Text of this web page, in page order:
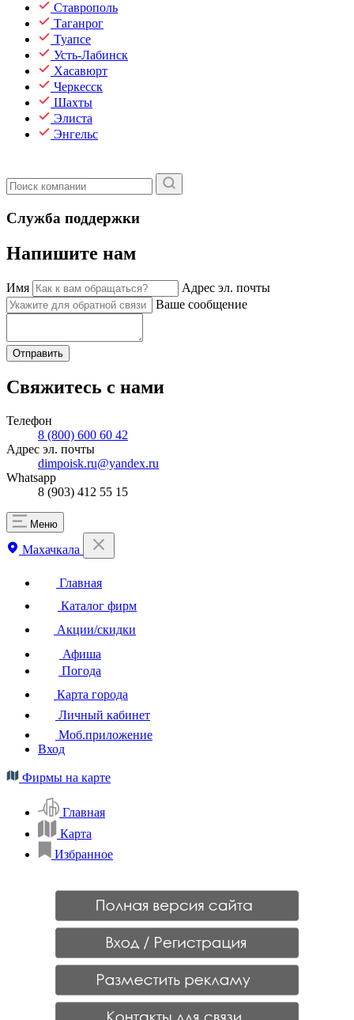
Ставрополь
Таганрог
Туапсе
Усть-Лабинск
Хасавюрт
Черкесск
Шахты
Элиста
Энгельс
Служба поддержки
Напишите нам
Имя
Адрес эл. почты
Ваше сообщение
Отправить
Свяжитесь с нами
Телефон
8 (800) 600 60 42
Адрес эл. почты
dimpoisk.ru@yandex.ru
Whatsapp
8 (903) 412 55 15
Меню
Махачкала
Главная
Каталог фирм
Акции/скидки
Афиша
Погода
Карта города
Личный кабинет
Моб.приложение
Вход
Фирмы на карте
Главная
Карта
Избранное